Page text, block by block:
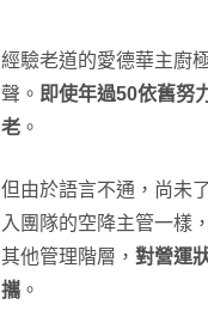
經驗老道的愛德華主廚
聲。 即使年過50依舊努
老 。
但由於語言不通，尚未
入團隊的空降主管一樣
其他管理階層， 對營運
攜 。